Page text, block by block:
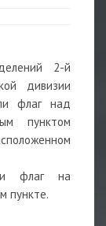
2-й
дивизии
флаг над
пунктом
флаг на
пункте.